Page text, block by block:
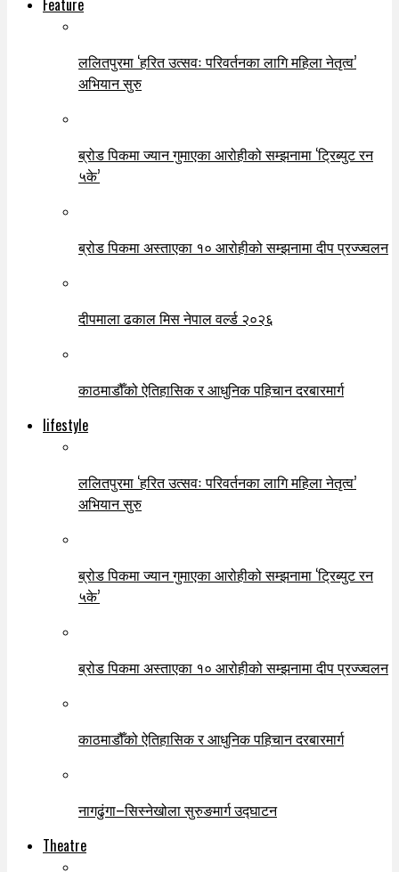
Feature
ललितपुरमा ‘हरित उत्सवः परिवर्तनका लागि महिला नेतृत्व’
अभियान सुरु
ब्रोड पिकमा ज्यान गुमाएका आरोहीको सम्झनामा ‘ट्रिब्युट रन
५के’
ब्रोड पिकमा अस्ताएका १० आरोहीको सम्झनामा दीप प्रज्ज्वलन
दीपमाला ढकाल मिस नेपाल वर्ल्ड २०२६
काठमाडौँको ऐतिहासिक र आधुनिक पहिचान दरबारमार्ग
lifestyle
ललितपुरमा ‘हरित उत्सवः परिवर्तनका लागि महिला नेतृत्व’
अभियान सुरु
ब्रोड पिकमा ज्यान गुमाएका आरोहीको सम्झनामा ‘ट्रिब्युट रन
५के’
ब्रोड पिकमा अस्ताएका १० आरोहीको सम्झनामा दीप प्रज्ज्वलन
काठमाडौँको ऐतिहासिक र आधुनिक पहिचान दरबारमार्ग
नागढुंगा–सिस्नेखोला सुरुङमार्ग उद्घाटन
Theatre